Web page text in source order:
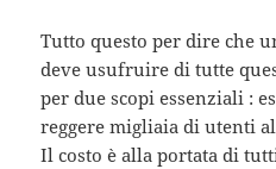
Tutto questo per dire che
deve usufruire di tutte
per due scopi essenziali :
reggere migliaia di utenti
Il costo è alla portata di